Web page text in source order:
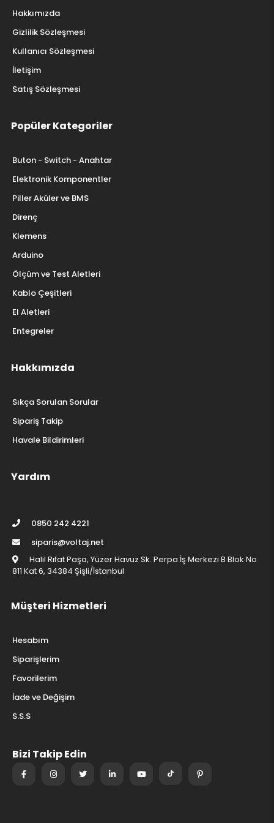
Hakkımızda
Gizlilik Sözleşmesi
Kullanıcı Sözleşmesi
İletişim
Satış Sözleşmesi
Popüler Kategoriler
Buton - Switch - Anahtar
Elektronik Komponentler
Piller Aküler ve BMS
Direnç
Klemens
Arduino
Ölçüm ve Test Aletleri
Kablo Çeşitleri
El Aletleri
Entegreler
Hakkımızda
Sıkça Sorulan Sorular
Sipariş Takip
Havale Bildirimleri
Yardım
0850 242 4221
siparis@voltaj.net
Halil Rıfat Paşa, Yüzer Havuz Sk. Perpa İş Merkezi B Blok No
811 Kat 6, 34384 Şişli/İstanbul
Müşteri Hizmetleri
Hesabım
Siparişlerim
Favorilerim
İade ve Değişim
S.S.S
Bizi Takip Edin